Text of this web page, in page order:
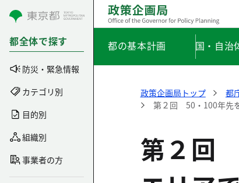
コンテンツにスキップ
都全体で探す
防災・緊急情報
カテゴリ別
目的別
組織別
事業者の方
都の基本計画 国・自治
政策企画局トップ 都
第２回 50・100年先
第２回